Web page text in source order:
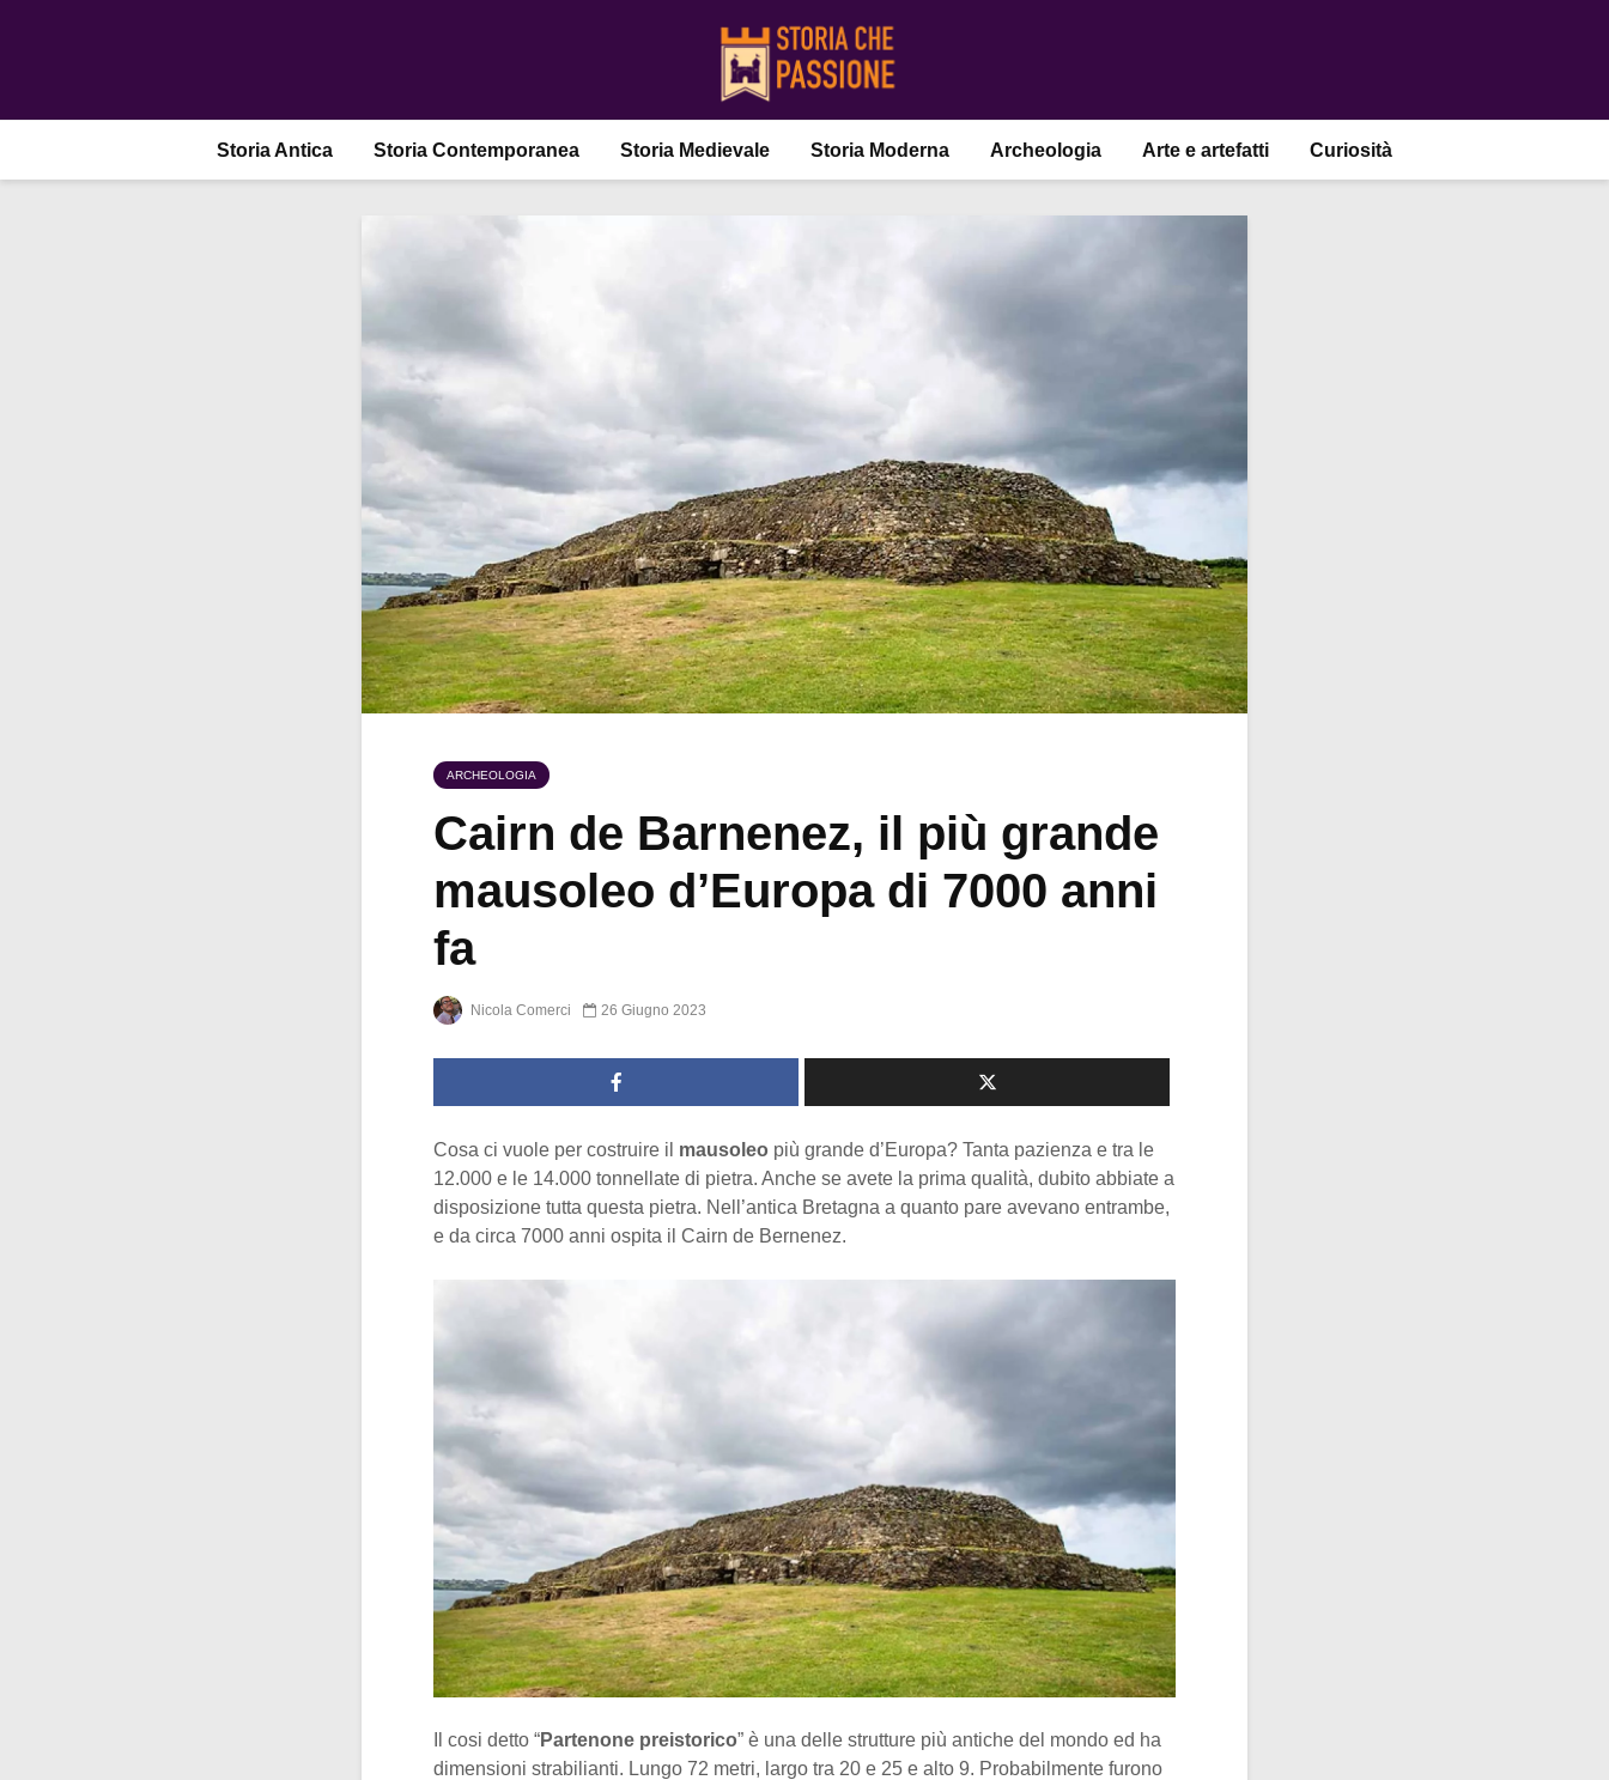
Storia Antica Storia Contemporanea Storia Medievale Storia Moderna Archeologia Arte e artefatti Curiosità
ARCHEOLOGIA
Cairn de Barnenez, il più grande
mausoleo d’Europa di 7000 anni
fa
Nicola Comerci 26 Giugno 2023
Cosa ci vuole per costruire il mausoleo più grande d’Europa? Tanta pazienza e tra le
12.000 e le 14.000 tonnellate di pietra. Anche se avete la prima qualità, dubito abbiate a
disposizione tutta questa pietra. Nell’antica Bretagna a quanto pare avevano entrambe,
e da circa 7000 anni ospita il Cairn de Bernenez.
Il cosi detto “Partenone preistorico” è una delle strutture più antiche del mondo ed ha
dimensioni strabilianti. Lungo 72 metri, largo tra 20 e 25 e alto 9. Probabilmente furono